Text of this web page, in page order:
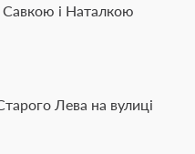
і Наталкою
Лева на вулиці